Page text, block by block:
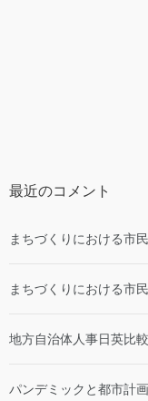
最近のコメント
まちづくりにおける市
まちづくりにおける市
地方自治体人事日英比
パンデミックと都市計